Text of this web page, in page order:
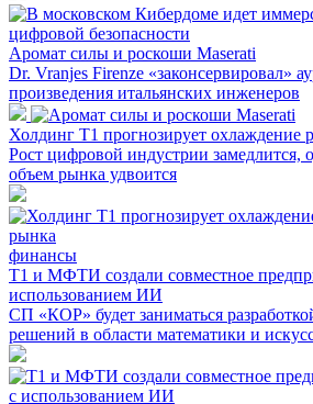
Аромат силы и роскоши Maserati
Dr. Vranjes Firenze «законсервировал»
произведения итальянских инженеров
Холдинг Т1 прогнозирует охлаждение
Рост цифровой индустрии замедлится,
объем рынка удвоится
финансы
Т1 и МФТИ создали совместное
использованием ИИ
СП «КОР» будет заниматься
решений в области математики и